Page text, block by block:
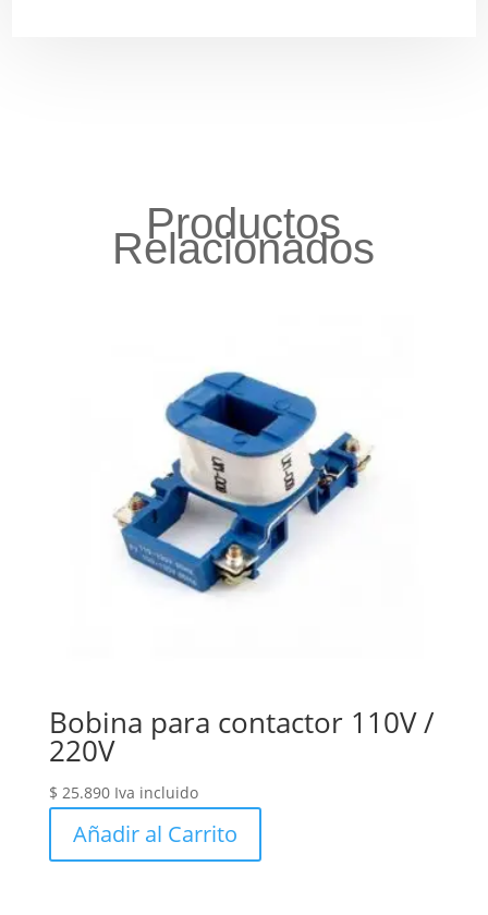
Productos
Relacionados
Bobina para contactor 110V /
220V
$ 25.890 Iva incluido
Añadir al Carrito